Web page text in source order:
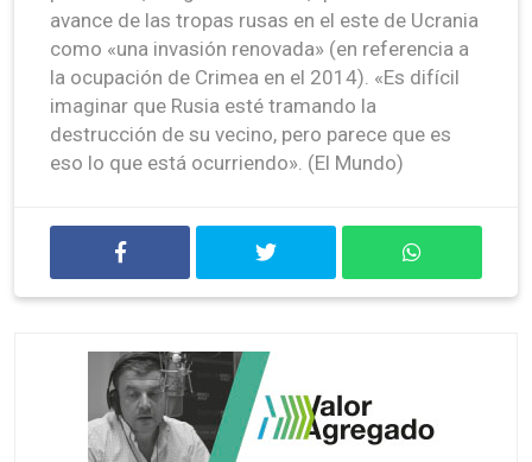
avance de las tropas rusas en el este de Ucrania
como «una invasión renovada» (en referencia a
la ocupación de Crimea en el 2014). «Es difícil
imaginar que Rusia esté tramando la
destrucción de su vecino, pero parece que es
eso lo que está ocurriendo». (El Mundo)